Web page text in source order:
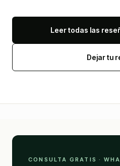
Leer todas las
Dejar tu
CONSULTA GRATIS ·